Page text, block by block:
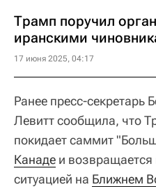
Трамп поручил
иранскими
17 июня 2025, 04:17
Ранее пресс-секретарь
Левитт сообщила, что
покидает саммит
Канаде и возвращается
ситуацией на Ближнем